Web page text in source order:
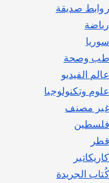
روابط صديقة
رياضة
سوريا
طب وصحة
عالم الفيديو
علوم وتكنولوجيا
غير مصنف
فلسطين
قطر
كاريكاتير
كُتاب الجريدة